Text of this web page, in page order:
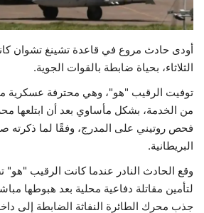
أودى حادث مروع في قاعدة تشينغ تشوان
الثلاثاء، بحياة ضابطة بالقوات الجوية.
من الخدمة، بشكل مأساوي بعد أن ابتلعها
فحص روتيني على المدرج، وفقًا لما ذكرته
البريطانية.
وقع الحادث النادر عندما كانت الرقيب
لتأمين مقاتلة دفاعية محلية بعد هبوطها
جذب محرك الطائرة النفاثة الضابطة إلى